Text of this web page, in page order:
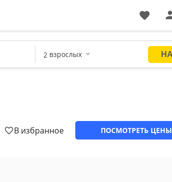
В избранное ПОСМОТРЕТЬ ЦЕНЫ